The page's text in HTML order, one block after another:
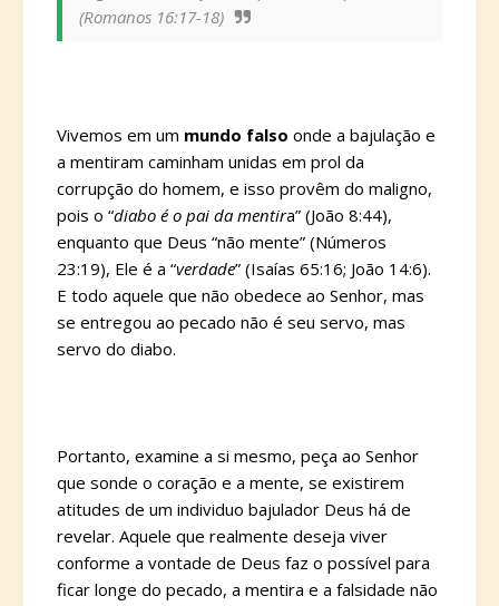
(Romanos 16:17-18)
Vivemos em um mundo falso onde a bajulação e
a mentiram caminham unidas em prol da
corrupção do homem, e isso provêm do maligno,
pois o “diabo é o pai da mentira” (João 8:44),
enquanto que Deus “não mente” (Números
23:19), Ele é a “verdade” (Isaías 65:16; João 14:6).
E todo aquele que não obedece ao Senhor, mas
se entregou ao pecado não é seu servo, mas
servo do diabo.
Portanto, examine a si mesmo, peça ao Senhor
que sonde o coração e a mente, se existirem
atitudes de um individuo bajulador Deus há de
revelar. Aquele que realmente deseja viver
conforme a vontade de Deus faz o possível para
ficar longe do pecado, a mentira e a falsidade não